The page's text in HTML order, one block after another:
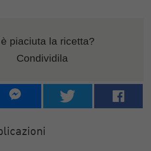
piaciuta la ricetta?
Condividila